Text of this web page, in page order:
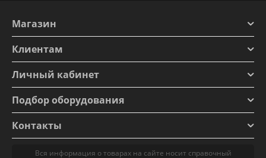
Магазин
Клиентам
Личный кабинет
Подбор оборудования
Контакты
Вся информация о товарах на сайте носит справочный